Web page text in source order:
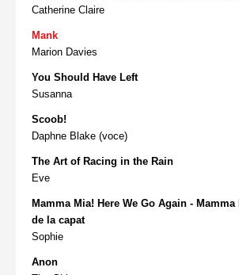
Catherine Claire
Mank
Marion Davies
You Should Have Left
Susanna
Scoob!
Daphne Blake (voce)
The Art of Racing in the Rain
Eve
Mamma Mia! Here We Go Again -
de la capat
Sophie
Anon